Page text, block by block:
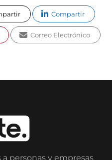
Compartir
Correo Electrónico
personas y empresas